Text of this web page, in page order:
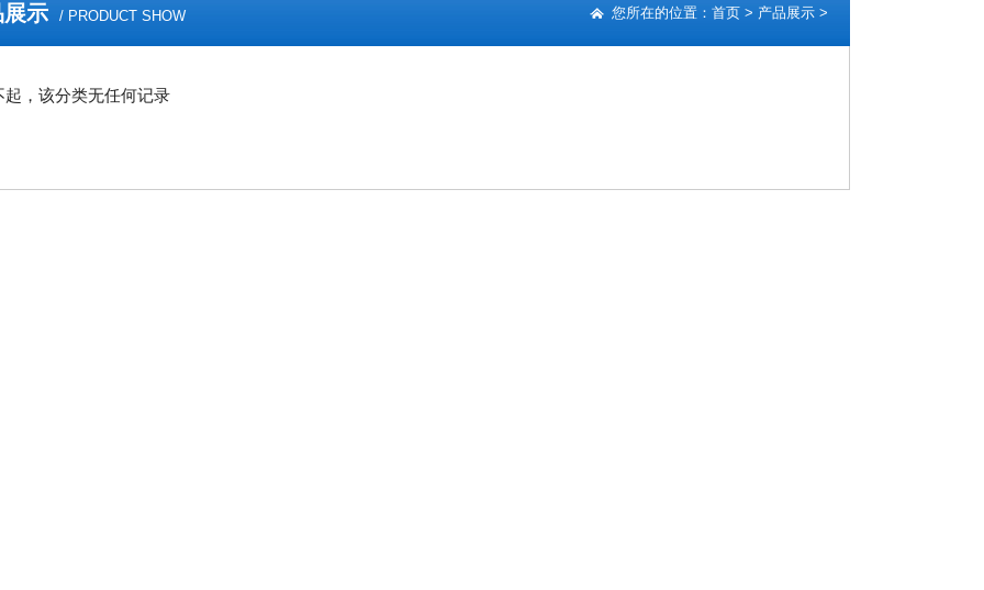
示 / PRODUCT SHOW 您所在的位置： 首页 > 产品展示 >
起，该分类无任何记录